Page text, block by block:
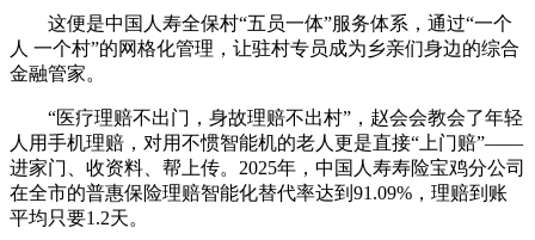
这便是中国人寿全保村“五员一体”服务体系，通过“一个
人 一个村”的网格化管理，让驻村专员成为乡亲们身边的综合
金融管家。
“医疗理赔不出门，身故理赔不出村”，赵会会教会了年轻
人用手机理赔，对用不惯智能机的老人更是直接“上门赔”——
进家门、收资料、帮上传。2025年，中国人寿寿险宝鸡分公司
在全市的普惠保险理赔智能化替代率达到91.09%，理赔到账
平均只要1.2天。